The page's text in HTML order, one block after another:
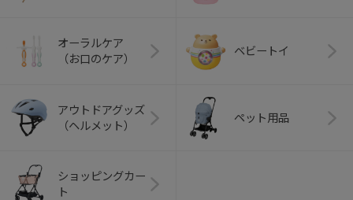
オーラルケア
（お口のケア）
ベビートイ
アウトドアグッズ
（ヘルメット）
ペット用品
ショッピングカー
ト